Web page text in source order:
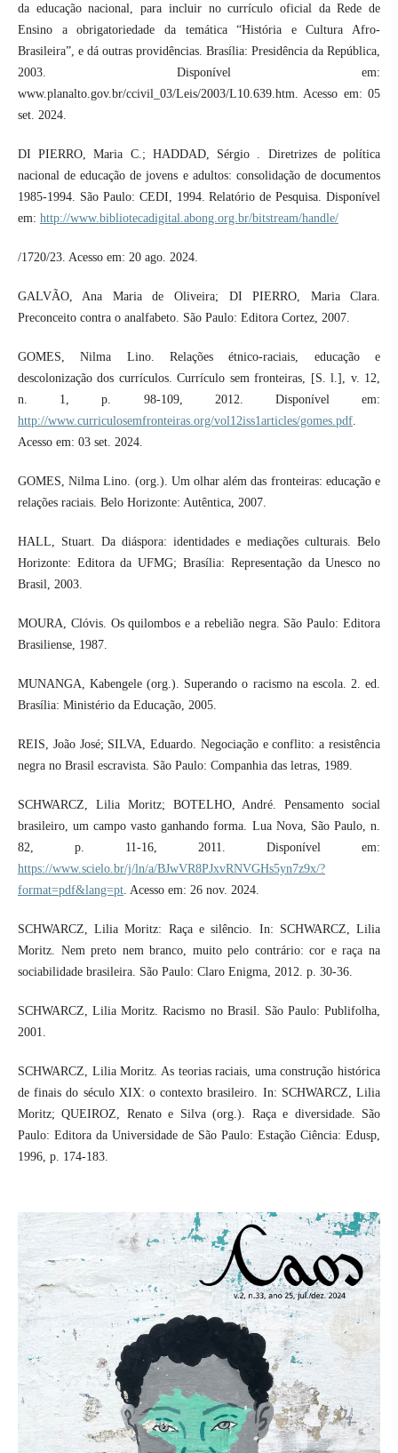
da educação nacional, para incluir no currículo oficial da Rede de
Ensino a obrigatoriedade da temática “História e Cultura Afro-
Brasileira”, e dá outras providências. Brasília: Presidência da República,
2003. Disponível em:
www.planalto.gov.br/ccivil_03/Leis/2003/L10.639.htm. Acesso em: 05
set. 2024.
DI PIERRO, Maria C.; HADDAD, Sérgio . Diretrizes de política
nacional de educação de jovens e adultos: consolidação de documentos
1985-1994. São Paulo: CEDI, 1994. Relatório de Pesquisa. Disponível
em: http://www.bibliotecadigital.abong.org.br/bitstream/handle/
/1720/23. Acesso em: 20 ago. 2024.
GALVÃO, Ana Maria de Oliveira; DI PIERRO, Maria Clara.
Preconceito contra o analfabeto. São Paulo: Editora Cortez, 2007.
GOMES, Nilma Lino. Relações étnico-raciais, educação e
descolonização dos currículos. Currículo sem fronteiras, [S. l.], v. 12,
n. 1, p. 98-109, 2012. Disponível em:
http://www.curriculosemfronteiras.org/vol12iss1articles/gomes.pdf.
Acesso em: 03 set. 2024.
GOMES, Nilma Lino. (org.). Um olhar além das fronteiras: educação e
relações raciais. Belo Horizonte: Autêntica, 2007.
HALL, Stuart. Da diáspora: identidades e mediações culturais. Belo
Horizonte: Editora da UFMG; Brasília: Representação da Unesco no
Brasil, 2003.
MOURA, Clóvis. Os quilombos e a rebelião negra. São Paulo: Editora
Brasiliense, 1987.
MUNANGA, Kabengele (org.). Superando o racismo na escola. 2. ed.
Brasília: Ministério da Educação, 2005.
REIS, João José; SILVA, Eduardo. Negociação e conflito: a resistência
negra no Brasil escravista. São Paulo: Companhia das letras, 1989.
SCHWARCZ, Lilia Moritz; BOTELHO, André. Pensamento social
brasileiro, um campo vasto ganhando forma. Lua Nova, São Paulo, n.
82, p. 11-16, 2011. Disponível em:
https://www.scielo.br/j/ln/a/BJwVR8PJxvRNVGHs5yn7z9x/?
format=pdf&lang=pt. Acesso em: 26 nov. 2024.
SCHWARCZ, Lilia Moritz: Raça e silêncio. In: SCHWARCZ, Lilia
Moritz. Nem preto nem branco, muito pelo contrário: cor e raça na
sociabilidade brasileira. São Paulo: Claro Enigma, 2012. p. 30-36.
SCHWARCZ, Lilia Moritz. Racismo no Brasil. São Paulo: Publifolha,
2001.
SCHWARCZ, Lilia Moritz. As teorias raciais, uma construção histórica
de finais do século XIX: o contexto brasileiro. In: SCHWARCZ, Lilia
Moritz; QUEIROZ, Renato e Silva (org.). Raça e diversidade. São
Paulo: Editora da Universidade de São Paulo: Estação Ciência: Edusp,
1996, p. 174-183.